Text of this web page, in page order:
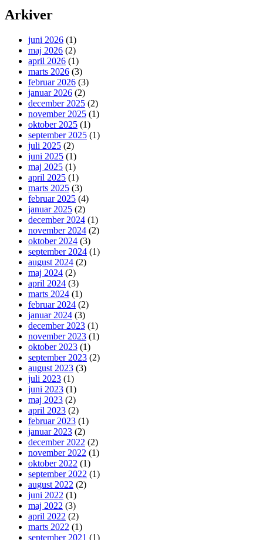
Arkiver
juni 2026 (1)
maj 2026 (2)
april 2026 (1)
marts 2026 (3)
februar 2026 (3)
januar 2026 (2)
december 2025 (2)
november 2025 (1)
oktober 2025 (1)
september 2025 (1)
juli 2025 (2)
juni 2025 (1)
maj 2025 (1)
april 2025 (1)
marts 2025 (3)
februar 2025 (4)
januar 2025 (2)
december 2024 (1)
november 2024 (2)
oktober 2024 (3)
september 2024 (1)
august 2024 (2)
maj 2024 (2)
april 2024 (3)
marts 2024 (1)
februar 2024 (2)
januar 2024 (3)
december 2023 (1)
november 2023 (1)
oktober 2023 (1)
september 2023 (2)
august 2023 (3)
juli 2023 (1)
juni 2023 (1)
maj 2023 (2)
april 2023 (2)
februar 2023 (1)
januar 2023 (2)
december 2022 (2)
november 2022 (1)
oktober 2022 (1)
september 2022 (1)
august 2022 (2)
juni 2022 (1)
maj 2022 (3)
april 2022 (2)
marts 2022 (1)
september 2021 (1)